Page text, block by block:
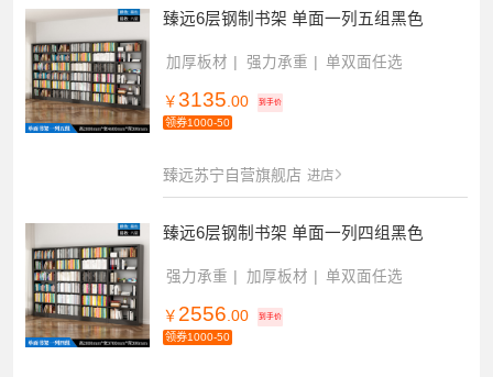
臻远6层钢制书架 单面一列五组黑色
加厚板材 强力承重 单双面任选
￥ 3135 .00 到手价
领券1000-50
臻远苏宁自营旗舰店 进店
臻远6层钢制书架 单面一列四组黑色
强力承重 加厚板材 单双面任选
￥ 2556.00 到手价
领券1000-50